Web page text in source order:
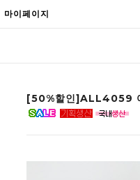
마이페이지
[50%할인]ALL4059